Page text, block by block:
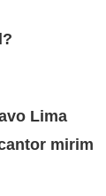
Lima
mirim